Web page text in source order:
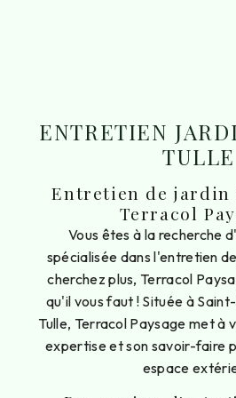
ENTRETIEN
TULLE
Entretien de jardin
Terracol
Vous êtes à la recherche
spécialisée dans l'entretien
cherchez plus, Terracol
qu'il vous faut ! Située à
Tulle, Terracol Paysage met à
expertise et son savoir-faire
espace